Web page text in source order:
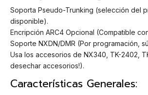
Soporta Pseudo-Trunking (selección del
disponible).
Encripción ARC4 Opcional (Compatible
Soporte NXDN/DMR (Por programación,
Usa los accesorios de NX340, TK-2402,
desechar accesorios!).
Características Generales: